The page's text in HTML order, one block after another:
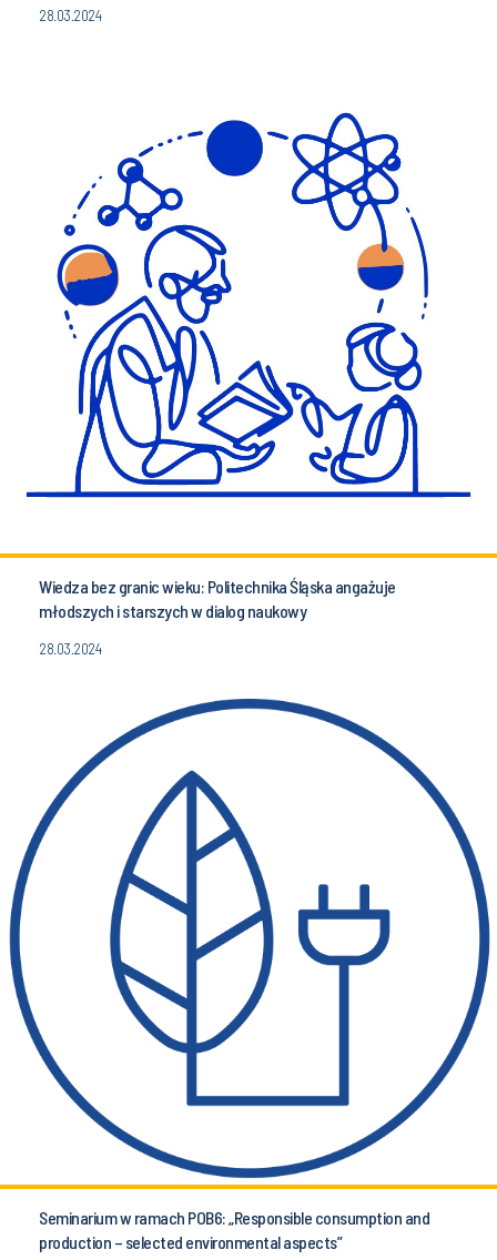
28.03.2024
Wiedza bez granic wieku: Politechnika Śląska angażuje
młodszych i starszych w dialog naukowy
28.03.2024
Seminarium w ramach POB6: „Responsible consumption and
production – selected environmental aspects”